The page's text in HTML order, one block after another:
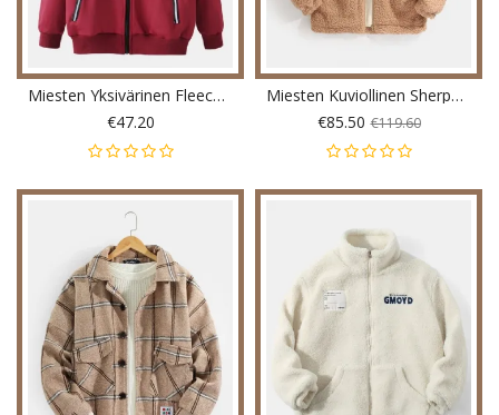
Miesten Yksivärinen Fleecevuorattu Paksu Urheilullinen Ulkona Vetoketjullinen Hupullinen Takki
€47.20
Miesten Kuviollinen Sherpa Lämmin Takki Taskulla
€85.50 €119.60